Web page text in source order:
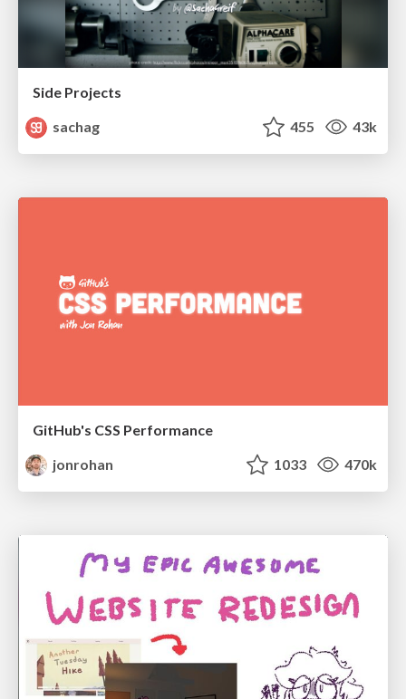
Side Projects
sachag
455 43k
GitHub's CSS Performance
jonrohan
1033 470k